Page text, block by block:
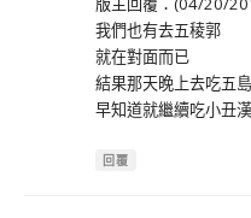
我們也有去五稜郭
就在對面而已
結果那天晚上去吃五
早知道就繼續吃小丑
回覆